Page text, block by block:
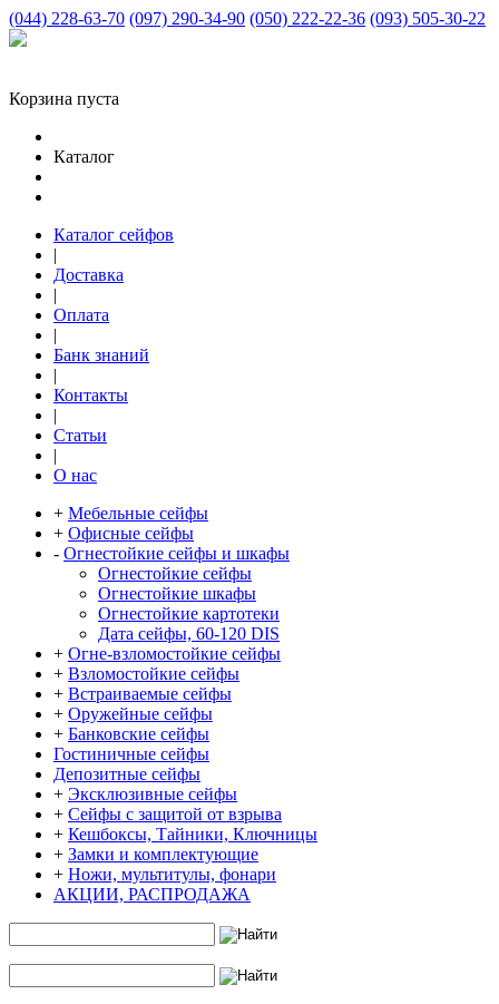
(044) 228-63-70 (097) 290-34-90 (050) 222-22-36 (093) 505-30-22
Корзина пуста
Каталог
Каталог сейфов
|
Доставка
|
Оплата
|
Банк знаний
|
Контакты
|
Статьи
|
О нас
+ Мебельные сейфы
+ Офисные сейфы
- Огнестойкие сейфы и шкафы
Огнестойкие сейфы
Огнестойкие шкафы
Огнестойкие картотеки
Дата сейфы, 60-120 DIS
+ Огне-взломостойкие сейфы
+ Взломостойкие сейфы
+ Встраиваемые сейфы
+ Оружейные сейфы
+ Банковские сейфы
Гостиничные сейфы
Депозитные сейфы
+ Эксклюзивные сейфы
+ Сейфы с защитой от взрыва
+ Кешбоксы, Тайники, Ключницы
+ Замки и комплектующие
+ Ножи, мультитулы, фонари
АКЦИИ, РАСПРОДАЖА